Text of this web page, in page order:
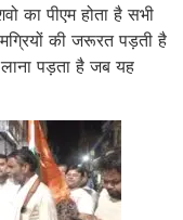
का पीएम होता है सभी
की जरूरत पड़ती है
पड़ता है जब यह